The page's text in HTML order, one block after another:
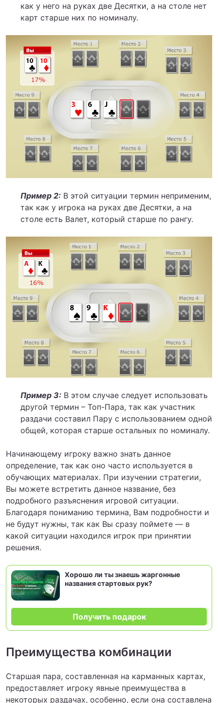
как у него на руках две Десятки, а на столе нет
карт старше них по номиналу.
Пример 2: В этой ситуации термин неприменим,
так как у игрока на руках две Десятки, а на
столе есть Валет, который старше по рангу.
Пример 3: В этом случае следует использовать
другой термин – Топ-Пара, так как участник
раздачи составил Пару с использованием одной
общей, которая старше остальных по номиналу.
Начинающему игроку важно знать данное
определение, так как оно часто используется в
обучающих материалах. При изучении стратегии,
Вы можете встретить данное название, без
подробного разъяснения игровой ситуации.
Благодаря пониманию термина, Вам подробности и
не будут нужны, так как Вы сразу поймете — в
какой ситуации находился игрок при принятии
решения.
Хорошо ли ты знаешь жаргонные
названия стартовых рук?
Получить подарок
Преимущества комбинации
Старшая пара, составленная на карманных картах,
предоставляет игроку явные преимущества в
некоторых раздачах, особенно, если она составлена